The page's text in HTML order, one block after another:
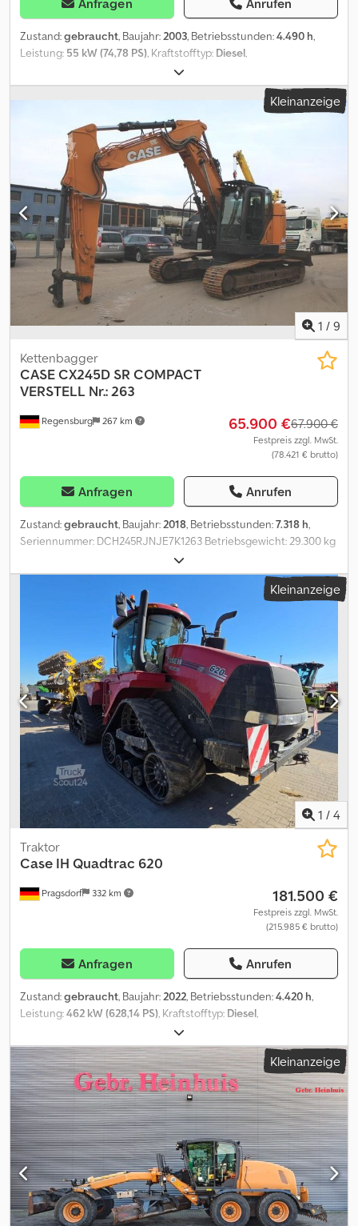
Zustand:gebraucht, Baujahr:2003, Betriebsstunden:4.490 h,
Leistung: 55 kW (74,78 PS), Kraftstofftyp: Diesel,
40 km/h, Vorderreifengröße:
| 50%, Hinterreifengröße:420/70R30 | 50%, Reifengröße:
Allradantrieb,
Druckluftbremse, Frontzapfwelle, Kabine
(v):380/70R20, Bereifung (h):420/70R30, Betriebsstunden:4490,
Steuergerät - Doppelt wirkend (1x), Steuergerät - Einfach
wirkend, Hydraulische Lenkung, Frontkraftheber (ohne
Oberlenker)_____1 Vorbesitzer, guter Zustandohne
Dreieck,Lagerort:Kunde Dsdeywtlnepfx Apcjkr
Kleinanzeige
1 / 9
Regensburg 267 km
Kettenbagger
CASECX245D SR COMPACT
VERSTELL Nr.: 263
65.900 €67.900 €
Festpreis zzgl. MwSt.
(78.421 € brutto)
Anfragen Anrufen
Zustand:gebraucht, Baujahr:2018, Betriebsstunden:7.318 h,
Seriennummer: DCH245RJNJE7K1263 Betriebsgewicht: 29.300 kg
Betriebsstunden: 7.318 h Klimaautomatik Sitzheizung Rückraum-
und Seitenüberwackung mit Kamera Radio-USB/SD Blutooth
Ketten - 600 mm Breit Maschinenbreite: 3.000 mm Abstützschild
Verstellausleger: 2.790/2.960 mm Löffelstiel 2.940 mm
Betankungspumpe Schutzgitter oben + vorne
Zentralschmieranlage Anbaugerät: OHNE Änderungen,
Zwischenverkauf und Irrtümer sind ausdrücklich vorbehalten. Die
Beschreibung dient der allgemeinen Identifizierung des
Fahrzeuges und stellt keine Gewährleistung im kaufrechtlichen
Sinne dar. Ausschlaggebend ist die Beschreibung gemäß
Kaufvertrag. Unser Angebot ist generell ohne neue TÜV-
Abnahme. Falls neue TÜV-Abnahme erwünscht, unterbreiten wir
Ihnen gerne ein Angebot unserer Partnerwerkstätten! Fahrzeug
kann mit Werbung beklebt und/oder beschriftet sein. Es gelten
unsere allgemeinen Liefer- und Zahlungsbedingungen. Dkjdpfx
Apsxy Dd Djcsr
Kleinanzeige
1 / 4
Pragsdorf 332 km
Traktor
Case IH Quadtrac 620
181.500 €
Festpreis zzgl. MwSt.
(215.985 € brutto)
Anfragen Anrufen
Zustand:gebraucht, Baujahr:2022, Betriebsstunden:4.420 h,
Leistung:462 kW (628,14 PS), Kraftstofftyp: Diesel,
40 km/h, Ausstattung:
Bordcomputer, Kabine, Klimaanlage, Betriebsstunden:4420,
Dreipunkt / Heckhubwerkanhängung,
Rundumleuchte_____Heckhubwerk,Lagerort:Kunde Dkedpfezf T
Dqex Apcsr
Kleinanzeige